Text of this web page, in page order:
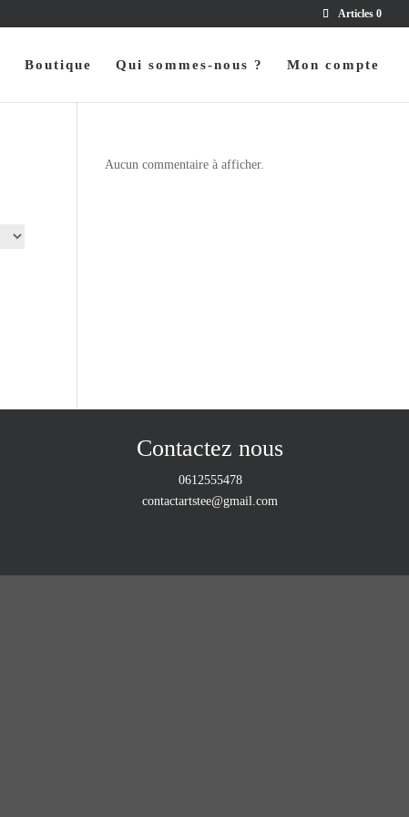
Articles 0
Boutique Qui sommes-nous ? Mon compte
Aucun commentaire à afficher.
Contactez nous
0612555478
contactartstee@gmail.com